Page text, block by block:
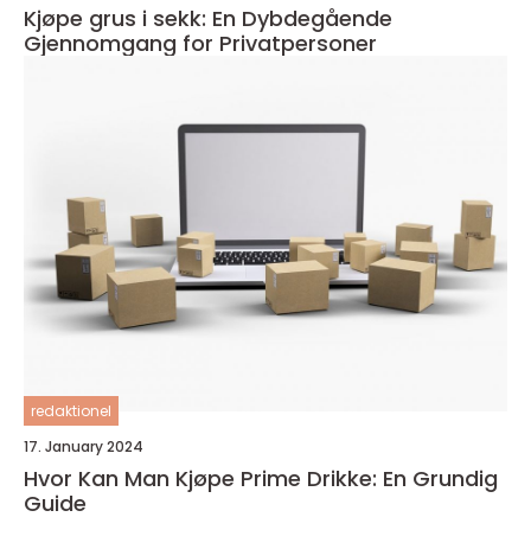
Kjøpe grus i sekk: En Dybdegående
Gjennomgang for Privatpersoner
redaktionel
17. January 2024
Hvor Kan Man Kjøpe Prime Drikke: En Grundig
Guide